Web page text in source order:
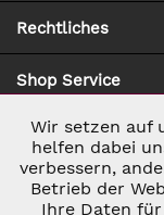
Rechtliches
Shop Service
Zahlung & Versand
Notwendig
Marketing
Wir setzen auf
helfen dabei
verbessern,
Betrieb der
Ihre Daten